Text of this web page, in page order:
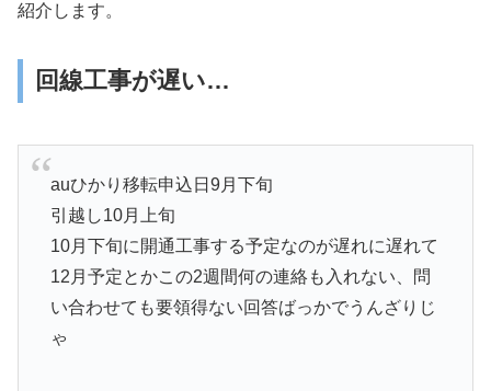
紹介します。
回線工事が遅い…
auひかり移転申込日9月下旬
引越し10月上旬
10月下旬に開通工事する予定なのが遅れに遅れて
12月予定とかこの2週間何の連絡も入れない、問
い合わせても要領得ない回答ばっかでうんざりじ
ゃ